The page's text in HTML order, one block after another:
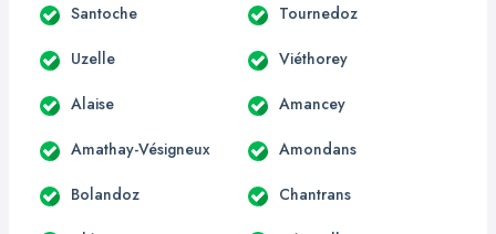
Santoche Tournedoz
Uzelle Viéthorey
Alaise Amancey
Amathay-Vésigneux Amondans
Bolandoz Chantrans